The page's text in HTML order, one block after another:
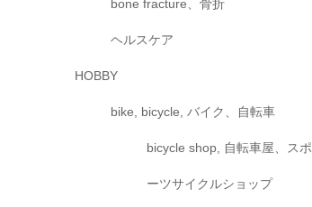
bone fracture、骨折
ヘルスケア
HOBBY
bike, bicycle, バイク、自転車
bicycle shop, 自転車屋、スポ
ーツサイクルショップ